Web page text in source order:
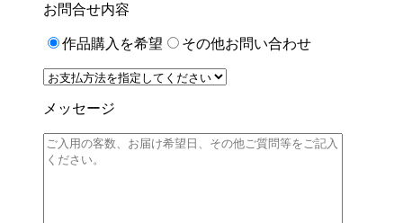
お問合せ内容
作品購入を希望 その他お問い合わせ
メッセージ